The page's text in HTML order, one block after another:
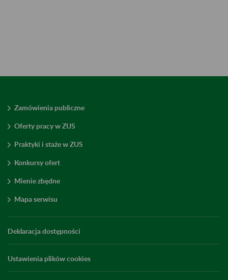
Zamówienia publiczne
Oferty pracy w ZUS
Praktyki i staże w ZUS
Konkursy ofert
Mienie zbędne
Mapa serwisu
Deklaracja dostępności
Ustawienia plików cookies